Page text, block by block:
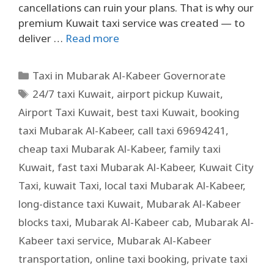
cancellations can ruin your plans. That is why our
premium Kuwait taxi service was created — to
deliver … Read more
Taxi in Mubarak Al-Kabeer Governorate
24/7 taxi Kuwait, airport pickup Kuwait,
Airport Taxi Kuwait, best taxi Kuwait, booking
taxi Mubarak Al-Kabeer, call taxi 69694241,
cheap taxi Mubarak Al-Kabeer, family taxi
Kuwait, fast taxi Mubarak Al-Kabeer, Kuwait City
Taxi, kuwait Taxi, local taxi Mubarak Al-Kabeer,
long-distance taxi Kuwait, Mubarak Al-Kabeer
blocks taxi, Mubarak Al-Kabeer cab, Mubarak Al-
Kabeer taxi service, Mubarak Al-Kabeer
transportation, online taxi booking, private taxi